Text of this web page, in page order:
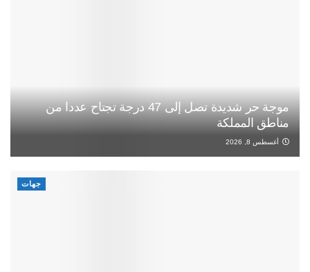
موجة حر شديدة تصل إلى 47 درجة تجتاح عددا من
مناطق المملكة
أغسطس 8, 2026
جهات